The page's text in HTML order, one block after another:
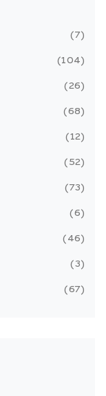
7
104
26
68
12
52
73
6
46
3
67